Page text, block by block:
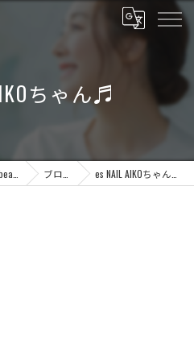
ちゃん♬
ブログ es NAIL AIKOちゃん♬